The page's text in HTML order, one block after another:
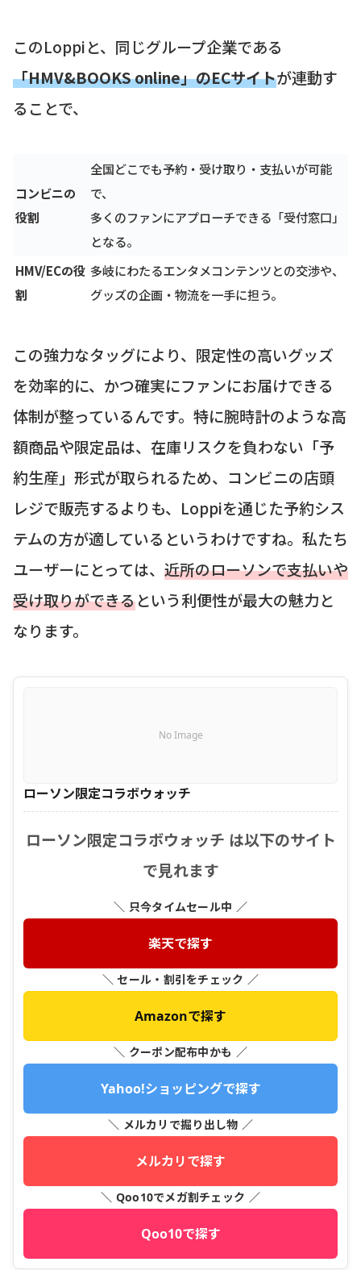
このLoppiと、同じグループ企業である
「HMV&BOOKS online」のECサイトが連動す
ることで、
コンビニの
役割
全国どこでも予約・受け取り・支払いが可能
で、
多くのファンにアプローチできる「受付窓口」
となる。
HMV/ECの役
割
多岐にわたるエンタメコンテンツとの交渉や、
グッズの企画・物流を一手に担う。
この強力なタッグにより、限定性の高いグッズ
を効率的に、かつ確実にファンにお届けできる
体制が整っているんです。特に腕時計のような高
額商品や限定品は、在庫リスクを負わない「予
約生産」形式が取られるため、コンビニの店頭
レジで販売するよりも、Loppiを通じた予約シス
テムの方が適しているというわけですね。私たち
ユーザーにとっては、 近所のローソンで支払いや
受け取りができるという利便性が最大の魅力と
なります。
No Image
ローソン限定コラボウォッチ
ローソン限定コラボウォッチ は以下のサイト
で見れます
＼ 只今タイムセール中 ／
楽天で探す
＼ セール・割引をチェック ／
Amazonで探す
＼ クーポン配布中かも ／
Yahoo!ショッピングで探す
＼ メルカリで掘り出し物 ／
メルカリで探す
＼ Qoo10でメガ割チェック ／
Qoo10で探す